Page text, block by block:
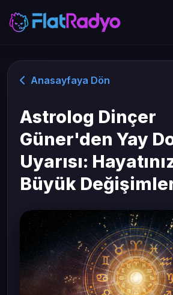
Anasayfaya Dön
Astrolog Dinçer
Güner'den Yay
Uyarısı:
Büyük